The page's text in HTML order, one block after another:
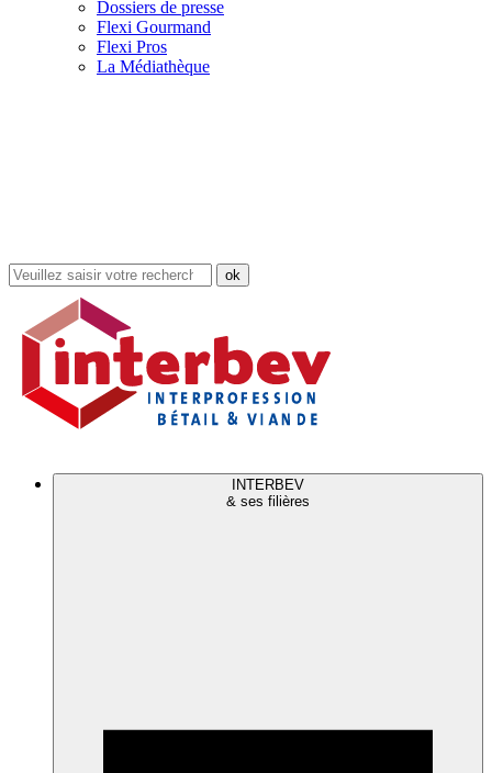
Dossiers de presse
Flexi Gourmand
Flexi Pros
La Médiathèque
Rechercher
dans
site
INTERBEV
& ses filières